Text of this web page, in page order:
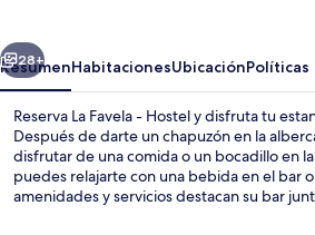
Siguiente
28+
ResumenHabitacionesUbicaciónPolíticas
Reserva La Favela - Hostel y disfruta tu
Después de darte un chapuzón en la
disfrutar de una comida o un bocadillo en
puedes relajarte con una bebida en el bar
amenidades y servicios destacan su bar